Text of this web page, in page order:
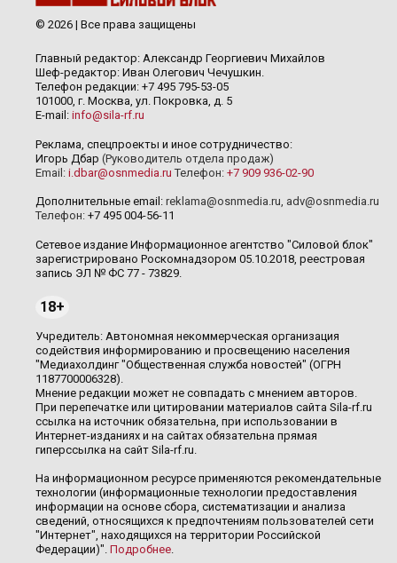
© 2026 | Все права защищены
Главный редактор: Александр Георгиевич Михайлов
Шеф-редактор: Иван Олегович Чечушкин.
Телефон редакции: +7 495 795-53-05
101000, г. Москва, ул. Покровка, д. 5
E-mail: info@sila-rf.ru
Реклама, спецпроекты и иное сотрудничество:
Игорь Дбар (Руководитель отдела продаж)
Email: i.dbar@osnmedia.ru Телефон: +7 909 936-02-90
Дополнительные email: reklama@osnmedia.ru, adv@osnmedia.ru
Телефон: +7 495 004-56-11
Сетевое издание Информационное агентство "Силовой блок"
зарегистрировано Роскомнадзором 05.10.2018, реестровая
запись ЭЛ № ФС 77 - 73829.
18+
Учредитель: Автономная некоммерческая организация
содействия информированию и просвещению населения
"Медиахолдинг "Общественная служба новостей" (ОГРН
1187700006328).
Мнение редакции может не совпадать с мнением авторов.
При перепечатке или цитировании материалов сайта Sila-rf.ru
ссылка на источник обязательна, при использовании в
Интернет-изданиях и на сайтах обязательна прямая
гиперссылка на сайт Sila-rf.ru.
На информационном ресурсе применяются рекомендательные
технологии (информационные технологии предоставления
информации на основе сбора, систематизации и анализа
сведений, относящихся к предпочтениям пользователей сети
"Интернет", находящихся на территории Российской
Федерации)". Подробнее.